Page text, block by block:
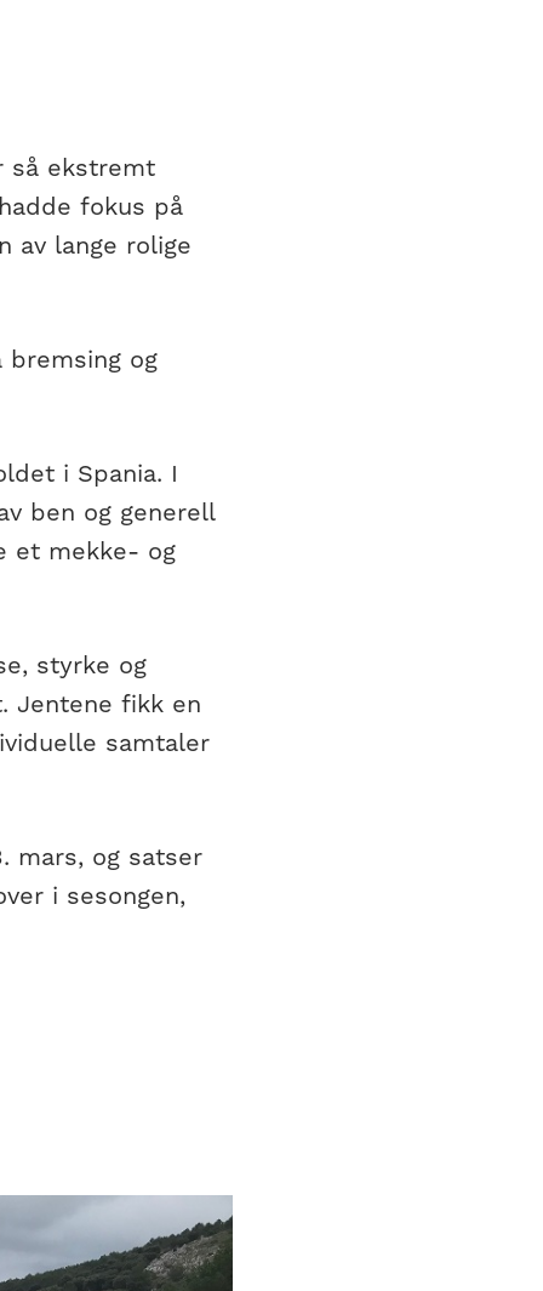
så ekstremt
fokus på
av lange rolige
og
i Spania. I
ben og generell
et mekke- og
styrke og
Jentene fikk en
samtaler
mars, og satser
i sesongen,